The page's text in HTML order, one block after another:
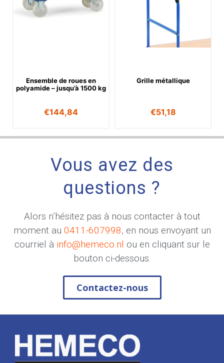
Ensemble de roues en
polyamide – jusqu’à 1500 kg
€144,84
Grille métallique
€51,18
Vous avez des
questions ?
Alors n’hésitez pas à nous contacter à tout
moment au 0411-607998, en nous envoyant un
courriel à info@hemeco.nl ou en cliquant sur le
bouton ci-dessous.
Contactez-nous